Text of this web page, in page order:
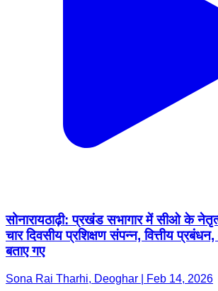
सोनारायठाढ़ी: प्रखंड सभागार में सीओ के
चार दिवसीय प्रशिक्षण संपन्न, वित्तीय
बताए गए
Sona Rai Tharhi, Deoghar | Feb 14, 2026